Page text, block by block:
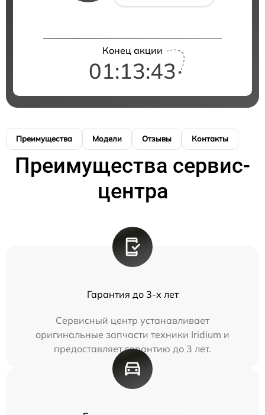
Конец акции
01:13:43
Преимущества Модели Отзывы Контакты
Преимущества сервис-
центра
Гарантия до 3-х лет
Сервисный центр устанавливает
оригинальные запчасти техники Iridium и
предоставляет гарантию до 3 лет.